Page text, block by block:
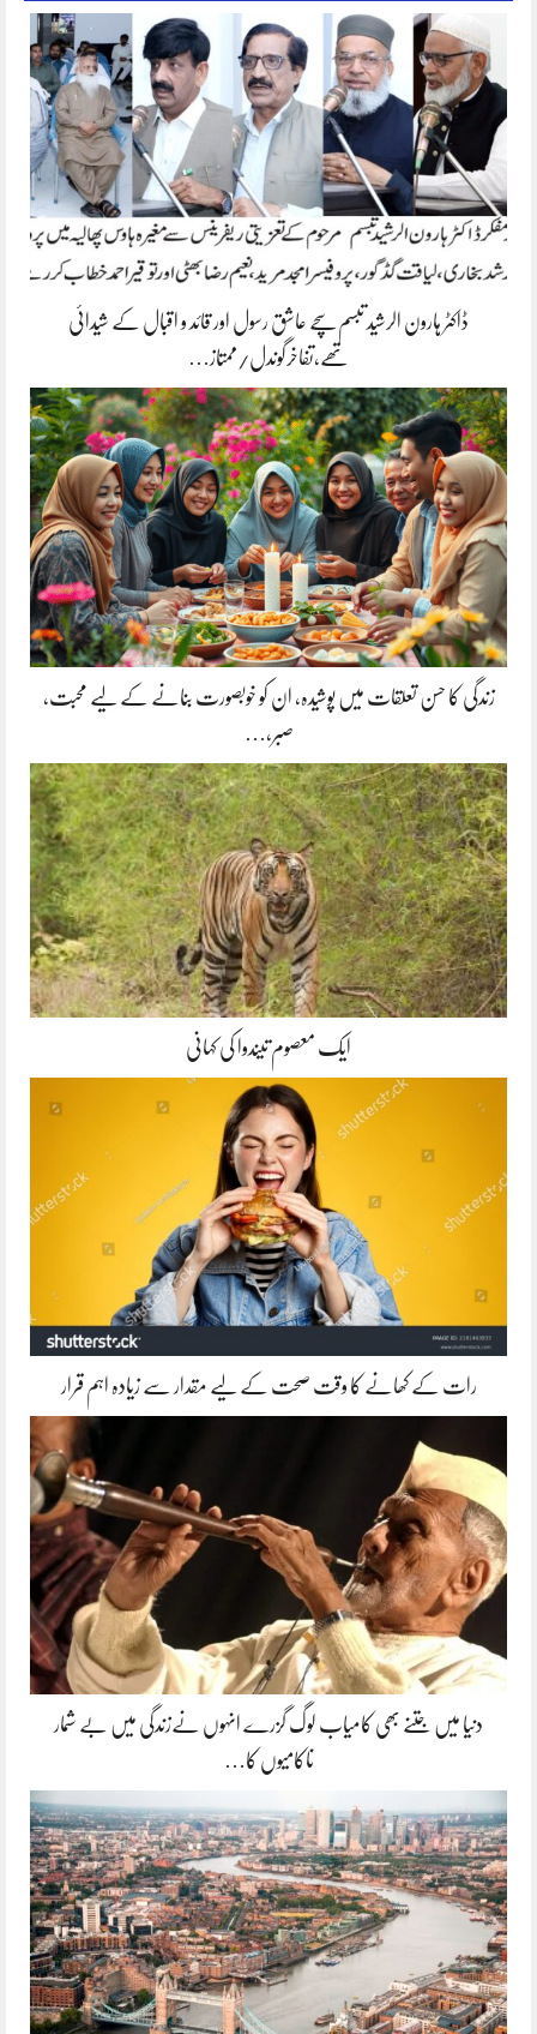
ڈاکٹر ہارون الرشید تبسم سچے عاشق رسول اور قائد و اقبال کے شیدائی
تھے،تفاخرگوندل/ممتاز…
زندگی کا حسن تعلقات میں پوشیدہ, ان کو خوبصورت بنانے کے لیے محبت،
صبر،…
ایک معصوم تیندوا کی کہانی
رات کے کھانے کا وقت صحت کے لیے مقدار سے زیادہ اہم قرار
دنیا میں جتنے بھی کامیاب لوگ گزرے انہوں نےزندگی میں بے شمار
ناکامیوں کا…